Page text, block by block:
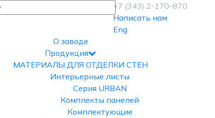
+7 (343) 2-170-870
Написать нам
Eng
О заводе
Продукция
МАТЕРИАЛЫ ДЛЯ ОТДЕЛКИ СТЕН
Интерьерные листы
Серия URBAN
Комплекты панелей
Комплектующие